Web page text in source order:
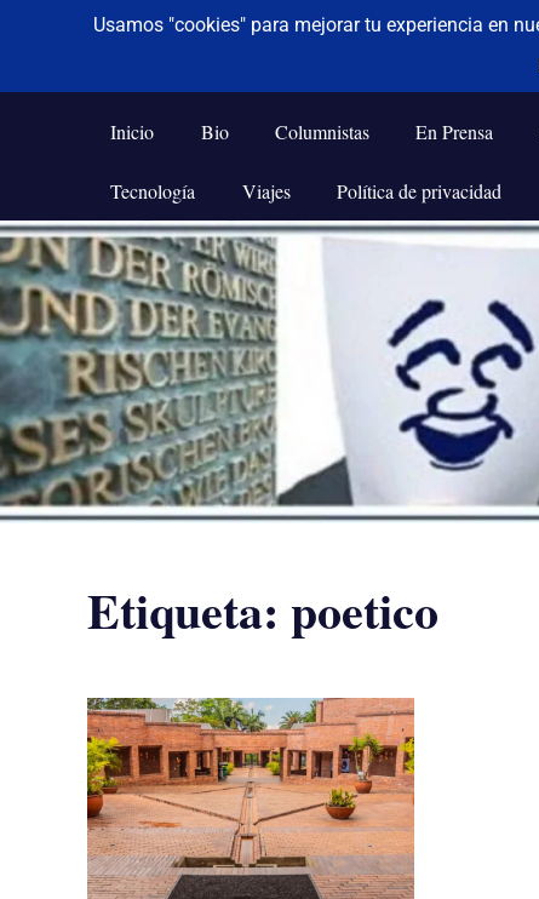
Saltar
al
contenido
De todo un poco
Frases,
Humor,
Tecnología
y
Viajes
Inicio Bio Columnistas En Prensa
Tecnología Viajes Política de privacidad
Etiqueta: poetico